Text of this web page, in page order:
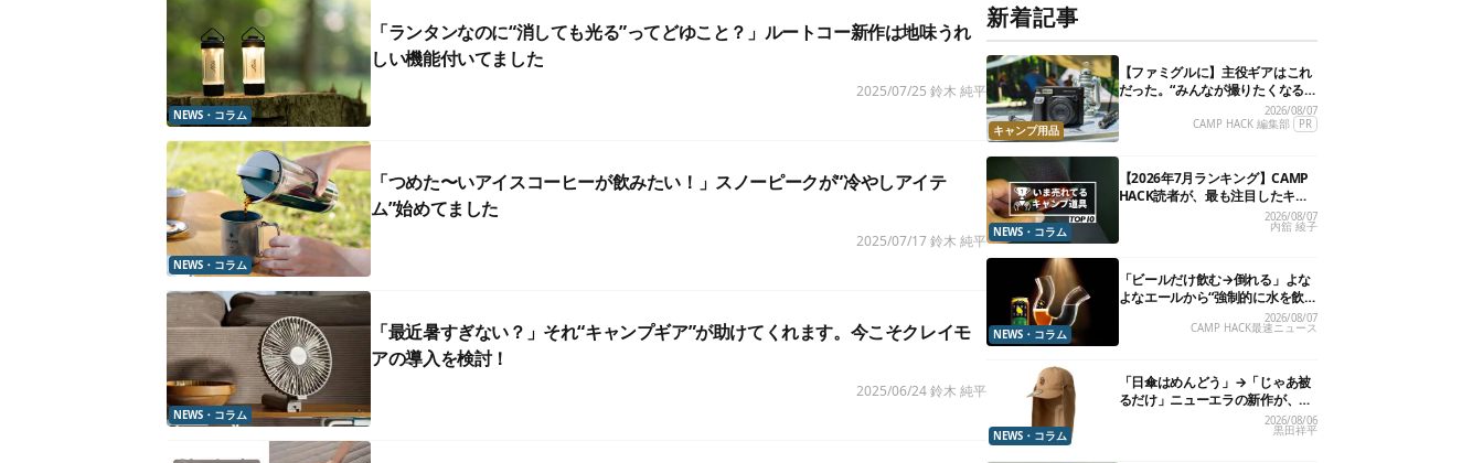
NEWS・コラム
「ランタンなのに“消しても光る”ってどゆこと？」ルートコー新作は地味うれ
しい機能付いてました
2025/07/25 鈴木 純平
NEWS・コラム
「つめた〜いアイスコーヒーが飲みたい！」スノーピークが“冷やしアイテ
ム”始めてました
2025/07/17 鈴木 純平
NEWS・コラム
「最近暑すぎない？」それ“キャンプギア”が助けてくれます。今こそクレイモ
アの導入を検討！
2025/06/24 鈴木 純平
新着記事
キャンプ用品
【ファミグルに】主役ギアはこれ
だった。“みんなが撮りたくなる
カメラ”が楽しすぎる！
2026/08/07
CAMP HACK 編集部
PR
NEWS・コラム
【2026年7月ランキング】CAMP
HACK読者が、最も注目したキャ
2026/08/07
内舘 綾子
NEWS・コラム
「ビールだけ飲む→倒れる」よな
よなエールから“強制的に水を飲
2026/08/07
CAMP HACK最速ニュース
NEWS・コラム
「日傘はめんどう」→「じゃあ被
るだけ」ニューエラの新作が、真
2026/08/06
黒田祥平